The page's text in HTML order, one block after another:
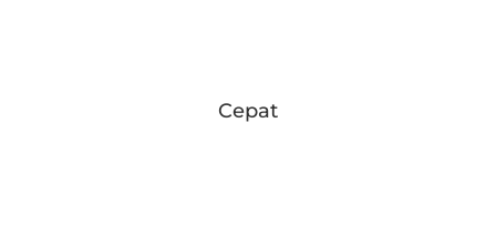
Cepat